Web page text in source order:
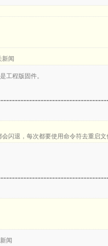
新闻
工程版固件。
闪退，每次都要使用命令符去重启
闻